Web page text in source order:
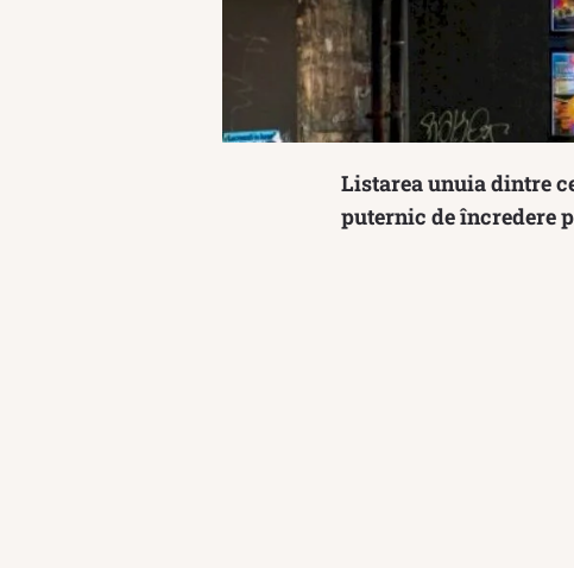
Listarea unuia dintre
puternic de încredere